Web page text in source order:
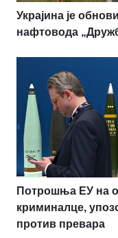
Украјина је
нафтовода
Потрошња ЕУ на
криминалце,
против превара